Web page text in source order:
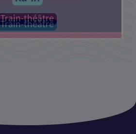
Train-théâtre
Train-théâtre